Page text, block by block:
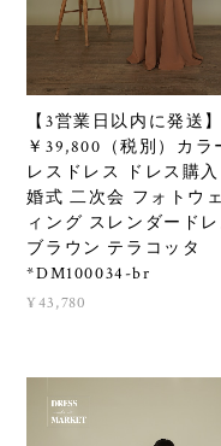
【3営業日以内に発送】
￥39,800（税別）カラ
レスドレス ドレス購
婚式 二次会 フォトウ
ィング スレンダードレ
ブラウン テラコッタ
*DM100034-br
¥43,780